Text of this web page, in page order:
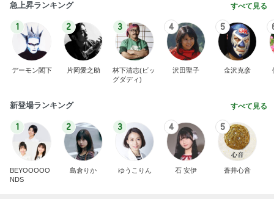
急上昇ランキング すべて見る
1
デーモン閣下
2
片岡愛之助
3
林下清志(ビッ
グダディ)
4
沢田聖子
5
金沢克彦
新登場ランキング すべて見る
1
BEYOOOOO
NDS
2
島倉りか
3
ゆうこりん
4
石 安伊
5
蒼井心音